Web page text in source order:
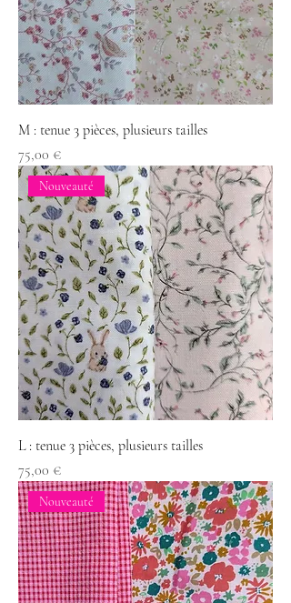
M : tenue 3 pièces, plusieurs tailles
Prix
75,00 €
Nouveauté
L : tenue 3 pièces, plusieurs tailles
Prix
75,00 €
Nouveauté